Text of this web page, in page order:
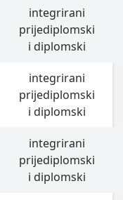
integrirani
prijediplomski
i diplomski
integrirani
prijediplomski
i diplomski
integrirani
prijediplomski
i diplomski